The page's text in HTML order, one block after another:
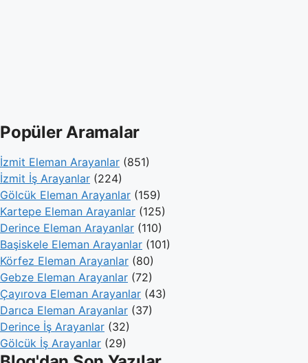
Popüler Aramalar
İzmit Eleman Arayanlar (851)
İzmit İş Arayanlar (224)
Gölcük Eleman Arayanlar (159)
Kartepe Eleman Arayanlar (125)
Derince Eleman Arayanlar (110)
Başiskele Eleman Arayanlar (101)
Körfez Eleman Arayanlar (80)
Gebze Eleman Arayanlar (72)
Çayırova Eleman Arayanlar (43)
Darıca Eleman Arayanlar (37)
Derince İş Arayanlar (32)
Gölcük İş Arayanlar (29)